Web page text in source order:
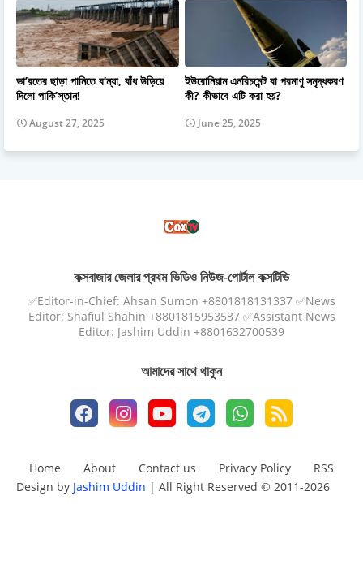
ভা’রতের ছাড়া পানিতে ব’ন্যা, বাঁধ উড়িয়ে
দিলো পাকি’স্তান!
August 27, 2025
ইউরোনিয়াম এনরিচমেন্ট বা পরমাণু সমৃদ্ধকরণ
কী? কীভাবে এটি করা হয়?
June 25, 2025
কক্সবাজার জেলার প্রথম ভিডিও নিউজ-পোর্টাল কক্সটিভি
✅Editor-in-Chief: Ahsan Sumon +8801818131337 ✅News
Editor: Shafiul Shahin +8801815953537 ✅Assistant News
Editor: Jashim Uddin +8801632700539
আমাদের সাথে থাকুন
Home About Contact us Privacy Policy
RSS
Design by Jashim Uddin | All Right Reserved © 2011-2026